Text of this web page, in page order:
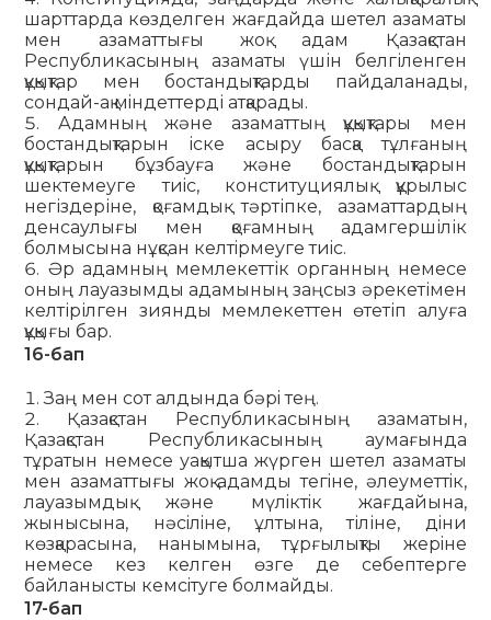
шарттарда көзделген жағдайда шетел азаматы
мен азаматтығы жоқ адам Қазақстан
Республикасының азаматы үшін белгіленген
құқықтар мен бостандықтарды пайдаланады,
сондай-ақ мiндеттерді атқарады.
Адамның және азаматтың құқықтары мен
бостан­дықтарын іске асыру басқа тұлғаның
құқықтарын бұзбауға және бостандықтарын
шектемеуге тиiс, конституциялық құрылыс
негіздеріне, қоғамдық тәртіпке, азаматтардың
денсаулығы мен қоғамның адамгершілік
болмысына нұқсан келтiрмеуге тиiс.
Әр адамның мемлекеттік органның немесе
оның лауазымды адамының заңсыз әрекетімен
келтірілген зиянды мемлекеттен өтетіп алуға
құқығы бар.
16-бап
Заң мен сот алдында бәрi тең.
Қазақстан Республикасының азаматын,
Қазақстан Республикасының аумағында
тұратын немесе уақытша жүрген шетел азаматы
мен азаматтығы жоқ адамды тегiне, әлеуметтiк,
лауазымдық және мүлiктiк жағдайына,
жынысына, нәсiлiне, ұлтына, тіліне, дiни
көзқарасына, нанымына, тұрғылықты жерiне
немесе кез келген өзге де себептерге
байланысты кемсiтуге болмайды.
17-бап